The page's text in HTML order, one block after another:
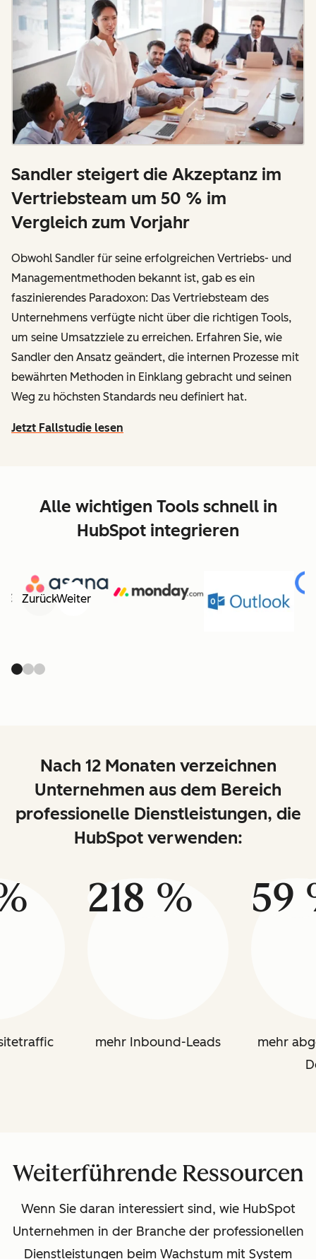
Sandler steigert die Akzeptanz im
Vertriebsteam um 50 % im
Vergleich zum Vorjahr
Obwohl Sandler für seine erfolgreichen Vertriebs- und
Managementmethoden bekannt ist, gab es ein
faszinierendes Paradoxon: Das Vertriebsteam des
Unternehmens verfügte nicht über die richtigen Tools,
um seine Umsatzziele zu erreichen. Erfahren Sie, wie
Sandler den Ansatz geändert, die internen Prozesse mit
bewährten Methoden in Einklang gebracht und seinen
Weg zu höchsten Standards neu definiert hat.
Jetzt Fallstudie lesen
Alle wichtigen Tools schnell in
HubSpot integrieren
ZurückWeiter
Nach 12 Monaten verzeichnen
Unternehmen aus dem Bereich
professionelle Dienstleistungen, die
HubSpot verwenden:
218 %
mehr Inbound-Leads
59
mehr
Weiterführende Ressourcen
Wenn Sie daran interessiert sind, wie HubSpot
Unternehmen in der Branche der professionellen
Dienstleistungen beim Wachstum mit System